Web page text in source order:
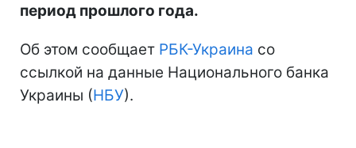
период прошлого года.
Об этом сообщает РБК-Украина со
ссылкой на данные Национального банка
Украины (НБУ).